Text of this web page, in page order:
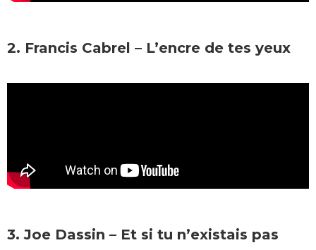
2. Francis Cabrel – L’encre de tes yeux
3. Joe Dassin – Et si tu n’existais pas